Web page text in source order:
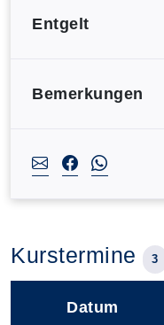
Entgelt
Bemerkungen
Kurstermine 3
Datum